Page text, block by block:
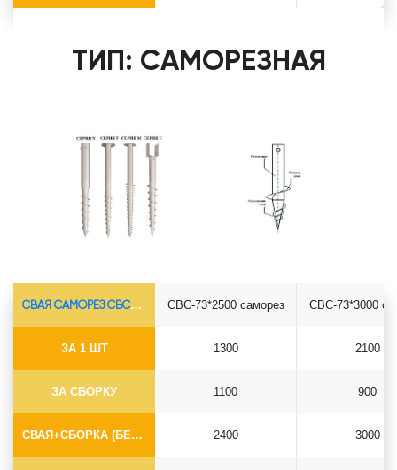
ТИП: САМОРЕЗНАЯ
СВАЯ САМОРЕЗ СВС-Ø73*5.5
ЗА 1 ШТ
ЗА СБОРКУ
СВАЯ+СБОРКА (БЕЗ ОГОЛОВКА)
СВС-73*2500 саморез
1300
1100
2400
СВС-73*3000
2100
900
3000